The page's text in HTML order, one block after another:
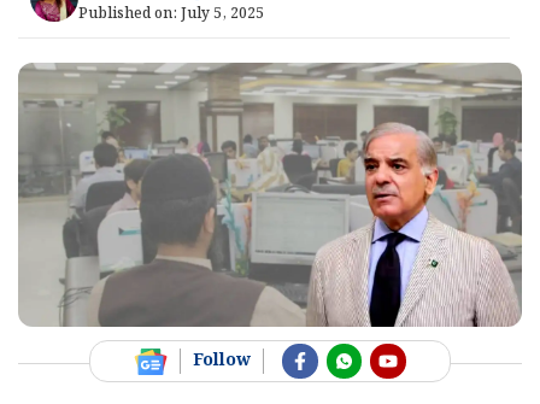
Published on: July 5, 2025
Follow